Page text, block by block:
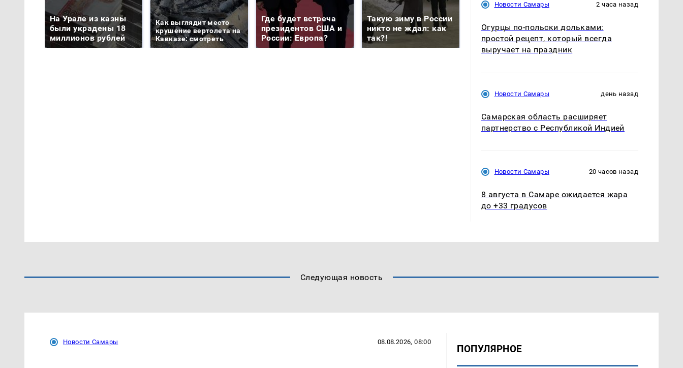
На Урале из казны
были украдены 18
миллионов рублей
Как выглядит место
крушение вертолета на
Кавказе: смотреть
Где будет встреча
президентов США и
России: Европа?
Такую зиму в России
никто не ждал: как
так?!
готовую еду из
магазина: список
жестокое убийство
криптомиллионера
Новости Самары 2 часа назад
Огурцы по‑польски дольками:
простой рецепт, который всегда
выручает на праздник
Новости Самары день назад
Самарская область расширяет
партнерство с Республикой Индией
Новости Самары 20 часов назад
8 августа в Самаре ожидается жара
до +33 градусов
Следующая новость
Новости Самары 08.08.2026, 08:00
ПОПУЛЯРНОЕ